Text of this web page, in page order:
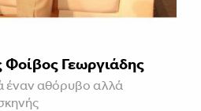
Γεωργιάδης
έναν αθόρυβο αλλά